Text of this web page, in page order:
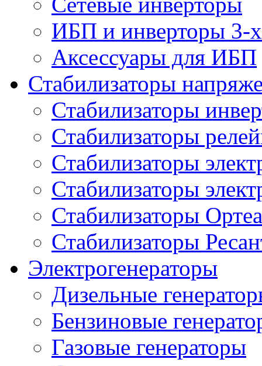
ИБП и инверторы 3-
Аксессуары для ИБП
Стабилизаторы
Стабилизаторы
Стабилизаторы
Стабилизаторы
Стабилизаторы
Стабилизаторы Ортеа
Стабилизаторы
Электрогенераторы
Дизельные
Бензиновые
Газовые генераторы